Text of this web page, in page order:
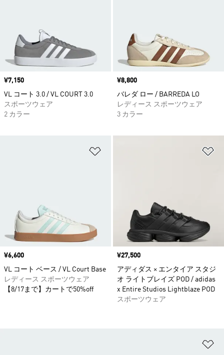
価格
¥7,150
VL コート 3.0 / VL COURT 3.0
スポーツウェア
2 カラー
価格
¥8,800
バレダ ロー / BARREDA LO
レディース スポーツウェア
3 カラー
価格
¥6,600
VL コート ベース / VL Court Base
レディース スポーツウェア
【8/17まで】カートで50%off
価格
¥27,500
アディダス × エンタイア スタジ
オ ライトブレイズ POD / adidas
x Entire Studios Lightblaze POD
スポーツウェア